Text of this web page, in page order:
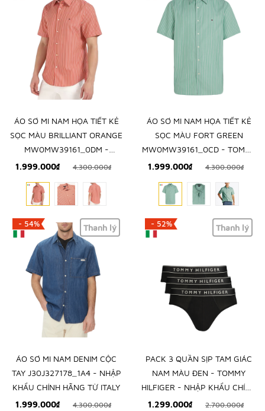
ÁO SƠ MI NAM HỌA TIẾT KẺ
SỌC MÀU BRILLIANT ORANGE
MW0MW39161_0DM -
TOMMY HILFIGER - NHẬP
1.999.000₫ 4.300.000₫
ÁO SƠ MI NAM HỌA TIẾT KẺ
SỌC MÀU FORT GREEN
MW0MW39161_0CD - TOMMY
HILFIGER - NHẬP KHẨU CHÍNH
1.999.000₫ 4.300.000₫
- 54% Thanh lý
ÁO SƠ MI NAM DENIM CỘC
TAY J30J327178_1A4 - NHẬP
KHẨU CHÍNH HÃNG TỪ ITALY
1.999.000₫
4.300.000₫
- 52% Thanh lý
PACK 3 QUẦN SỊP TAM GIÁC
NAM MÀU ĐEN - TOMMY
HILFIGER - NHẬP KHẨU CHÍNH
HÃNG TỪ Ý
1.299.000₫ 2.700.000₫